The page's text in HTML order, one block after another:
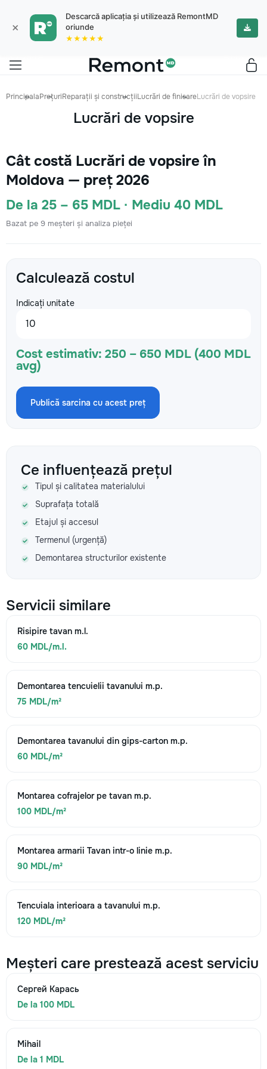
×
Descarcă aplicația și utilizează RemontMD
oriunde
★★★★★
PrincipalaPrețuriReparații și construcțiiLucrări de finisareLucrări de vopsire
Lucrări de vopsire
Cât costă Lucrări de vopsire în
Moldova — preț 2026
De la 25 – 65 MDL · Mediu 40 MDL
Bazat pe 9 meșteri și analiza pieței
Calculează costul
Indicați unitate
Cost estimativ: 250 – 650 MDL (400 MDL
avg)
Publică sarcina cu acest preț
Ce influențează prețul
Tipul și calitatea materialului
Suprafața totală
Etajul și accesul
Termenul (urgență)
Demontarea structurilor existente
Servicii similare
Risipire tavan m.l.
60 MDL/m.l.
Demontarea tencuielii tavanului m.p.
75 MDL/m²
Demontarea tavanului din gips-carton m.p.
60 MDL/m²
Montarea cofrajelor pe tavan m.p.
100 MDL/m²
Montarea armarii Tavan intr-o linie m.p.
90 MDL/m²
Tencuiala interioara a tavanului m.p.
120 MDL/m²
Meșteri care prestează acest serviciu
Сергей Карась
De la 100 MDL
Mihail
De la 1 MDL